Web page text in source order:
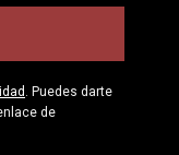
. Puedes darte
de